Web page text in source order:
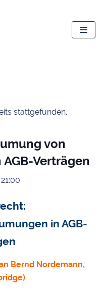
stattgefunden.
von
Verträgen
21:00
in AGB-
Bernd Nordemann,